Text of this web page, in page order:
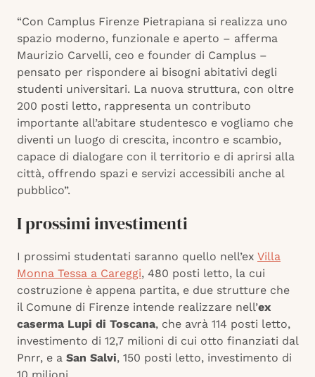
“Con Camplus Firenze Pietrapiana si realizza uno
spazio moderno, funzionale e aperto – afferma
Maurizio Carvelli, ceo e founder di Camplus –
pensato per rispondere ai bisogni abitativi degli
studenti universitari. La nuova struttura, con oltre
200 posti letto, rappresenta un contributo
importante all’abitare studentesco e vogliamo che
diventi un luogo di crescita, incontro e scambio,
capace di dialogare con il territorio e di aprirsi alla
città, offrendo spazi e servizi accessibili anche al
pubblico”.
I prossimi investimenti
I prossimi studentati saranno quello nell’ex Villa
Monna Tessa a Careggi, 480 posti letto, la cui
costruzione è appena partita, e due strutture che
il Comune di Firenze intende realizzare nell’ex
caserma Lupi di Toscana, che avrà 114 posti letto,
investimento di 12,7 milioni di cui otto finanziati dal
Pnrr, e a San Salvi, 150 posti letto, investimento di